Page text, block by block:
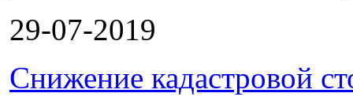
29-07-2019
Снижение кадастровой